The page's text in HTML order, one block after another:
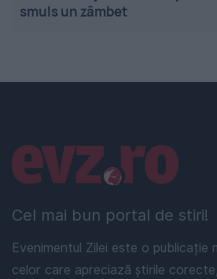
smuls un zâmbet
Cel mai bun portal de stiri!
Evenimentul Zilei este o publicație
celor care apreciază știrile
Linkuri utile